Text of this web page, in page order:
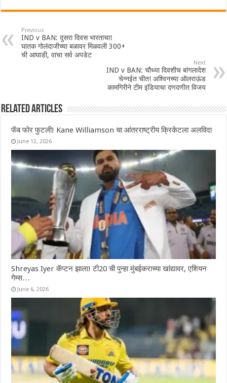
Previous
IND v BAN: दुसरा दिवस भारताचा!
घातक गोलंदाजीच्या बळावर मिळवली 300+
ची आघाडी, वाचा सर्व अपडेट
Next
IND v BAN: चौथ्या दिवशीच बांगलादेश
चेन्नईत चीत! अश्विनच्या ऑलराऊंड
कामगिरीने टीम इंडियाचा दणदणीत विजय
Related Articles
फॅब फोर फुटली! Kane Williamson चा आंतरराष्ट्रीय क्रिकेटला अलविदा
June 12, 2026
Shreyas Iyer कॅप्टन झाला! टी20 ची पुन्हा मुंबईकराच्या खांद्यावर, एशियन
गेम्स…
June 6, 2026